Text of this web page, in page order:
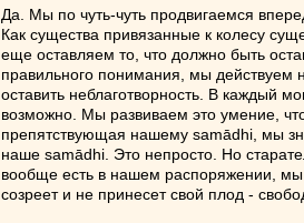
Да. Мы по чуть-чуть продвигаемся
Как существа привязанные к колесу
еще оставляем то, что должно быть
правильного понимания, мы действуем
оставить неблаготворность. В каждый
возможно. Мы развиваем это умение,
препятствующая нашему samādhi, мы
наше samādhi. Это непросто. Но
вообще есть в нашем распоряжении, мы
созреет и не принесет свой плод -